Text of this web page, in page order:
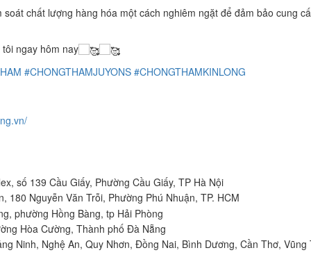
chất lượng hàng hóa một cách nghiêm ngặt để đảm bảo cung
ngay hôm nay
#CHONGTHAMJUYONS #CHONGTHAMKINLONG
số 139 Cầu Giấy, Phường Cầu Giấy, TP Hà Nội
180 Nguyễn Văn Trỗi, Phường Phú Nhuận, TP. HCM
phường Hồng Bàng, tp Hải Phòng
Hòa Cường, Thành phố Đà Nẵng
Ninh, Nghệ An, Quy Nhơn, Đồng Nai, Bình Dương, Cần Thơ, Vũng